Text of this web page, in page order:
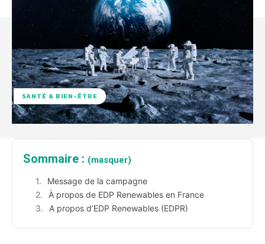
SANTÉ & BIEN-ÊTRE
Sommaire : (masquer)
Message de la campagne
À propos de EDP Renewables en France
A propos d’EDP Renewables (EDPR)